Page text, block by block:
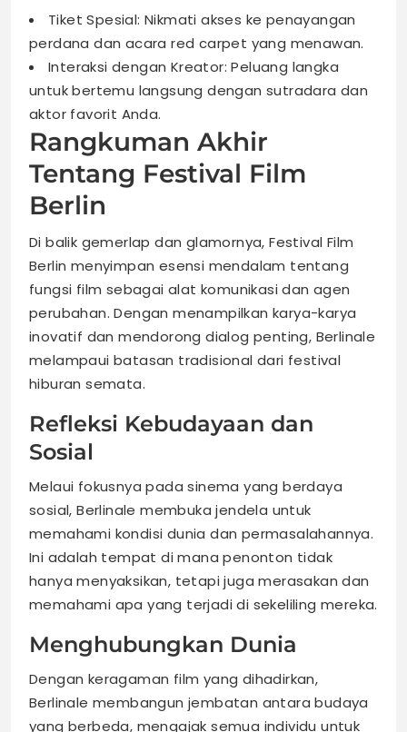
Tiket Spesial: Nikmati akses ke penayangan
perdana dan acara red carpet yang menawan.
Interaksi dengan Kreator: Peluang langka
untuk bertemu langsung dengan sutradara dan
aktor favorit Anda.
Rangkuman Akhir
Tentang Festival Film
Berlin
Di balik gemerlap dan glamornya, Festival Film
Berlin menyimpan esensi mendalam tentang
fungsi film sebagai alat komunikasi dan agen
perubahan. Dengan menampilkan karya-karya
inovatif dan mendorong dialog penting, Berlinale
melampaui batasan tradisional dari festival
hiburan semata.
Refleksi Kebudayaan dan
Sosial
Melaui fokusnya pada sinema yang berdaya
sosial, Berlinale membuka jendela untuk
memahami kondisi dunia dan permasalahannya.
Ini adalah tempat di mana penonton tidak
hanya menyaksikan, tetapi juga merasakan dan
memahami apa yang terjadi di sekeliling mereka.
Menghubungkan Dunia
Dengan keragaman film yang dihadirkan,
Berlinale membangun jembatan antara budaya
yang berbeda, mengajak semua individu untuk